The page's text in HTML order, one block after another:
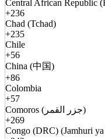
Central African Republic
+236
Chad (Tchad)
+235
Chile
+56
China (中国)
+86
Colombia
+57
Comoros (جزر القمر)
+269
Congo (DRC) (Jamhuri